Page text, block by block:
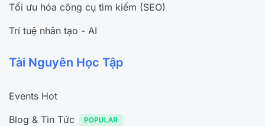
Tối ưu hóa công cụ tìm kiếm (SEO)
Trí tuệ nhân tạo - AI
Tài Nguyên Học Tập
Events Hot
Blog & Tin Tức